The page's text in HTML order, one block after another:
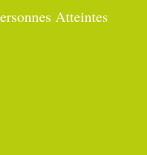
Atteintes